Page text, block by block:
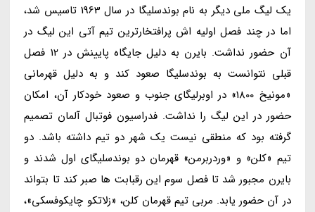
یک لیگ ملی دیگر به نام بوندسلیگا در سال 1963 تاسیس شد،
اما در چند فصل اولیه اش پرافتخارترین تیم آتی این لیگ در
آن حضور نداشت. بایرن به دلیل جایگاه پایینش در 12 فصل
قبلی نتوانست به بوندسلیگا صعود کند و به دلیل قهرمانی
«مونیخ 1800» در اوبرلیگای جنوب و صعود خودکار آن، امکان
حضور در این لیگ را نداشت. فدراسیون فوتبال آلمان تصمیم
گرفته بود که منطقی نیست یک شهر دو تیم داشته باشد. دو
تیم «کلن» و «وردربرمن» قهرمان دو بوندسلیگای اول شدند و
بایرن مجبور شد تا فصل سوم این رقبابت ها صبر کند تا بتواند
در آن حضور یابد. مربی تیم قهرمان کلن، «زلاتکو چایکوفسکی»،